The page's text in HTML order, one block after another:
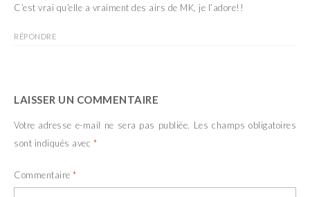
C’est vrai qu’elle a vraiment des airs de MK, je l’adore!!
RÉPONDRE
LAISSER UN COMMENTAIRE
Votre adresse e-mail ne sera pas publiée. Les champs obligatoires
sont indiqués avec *
Commentaire *